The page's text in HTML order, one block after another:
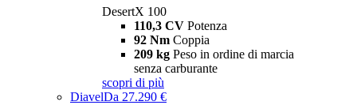
DesertX 100
110,3 CV Potenza
92 Nm Coppia
209 kg Peso in ordine di marcia
senza carburante
scopri di più
DiavelDa 27.290 €